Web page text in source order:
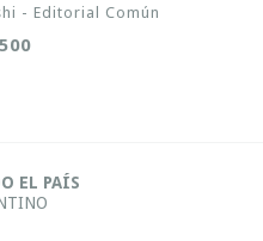
- Editorial Común
EL PAÍS